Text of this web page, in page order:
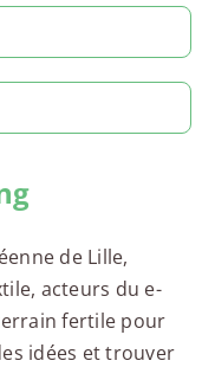
de Lille,
acteurs du e-
fertile pour
idées et trouver